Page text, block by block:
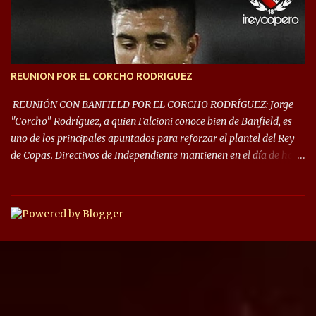
noche de Copas Rey! ⚽🇦🇹👑🏆.
REUNION POR EL CORCHO RODRIGUEZ
REUNIÓN CON BANFIELD POR EL CORCHO RODRÍGUEZ: Jorge
"Corcho" Rodríguez, a quien Falcioni conoce bien de Banfield, es
uno de los principales apuntados para reforzar el plantel del Rey
de Copas. Directivos de Independiente mantienen en el día de hoy
préstamo con opción de compra pero, por lo que se sabe, Banfield
busca vender al menos el 50% del pase por una cifra cercana a los
1,5 millones de dólares. El volante central titular del Banfield y